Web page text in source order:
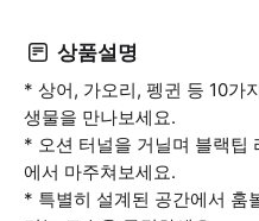
상품설명
* 상어, 가오리, 펭귄 등 10가
생물을 만나보세요.
* 오션 터널을 거닐며 블랙팁
에서 마주쳐보세요.
* 특별히 설계된 공간에서 훔